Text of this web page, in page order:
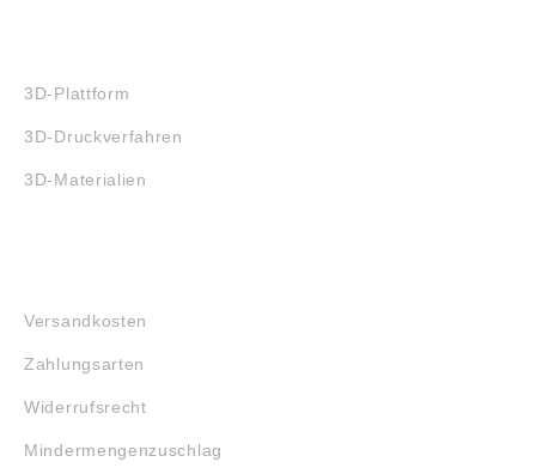
3D-Plattform
3D-Druckverfahren
3D-Materialien
Versandkosten
Zahlungsarten
Widerrufsrecht
Mindermengenzuschlag